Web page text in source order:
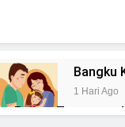
Bangku
1 Hari Ago
Pujian, Tuntutan,